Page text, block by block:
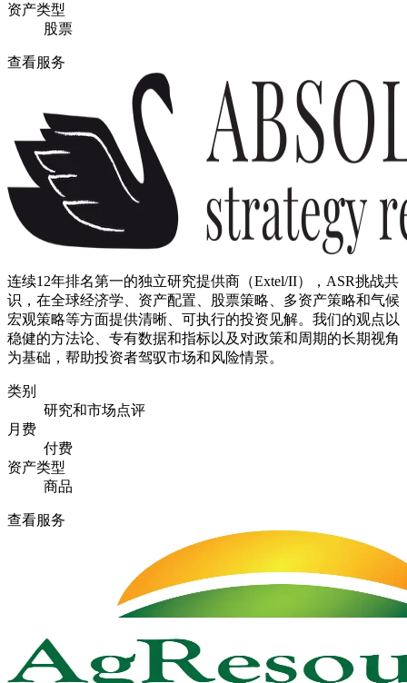
资产类型
股票
查看服务
连续12年排名第一的独立研究提供商（Extel/II），ASR挑战共
识，在全球经济学、资产配置、股票策略、多资产策略和气候
宏观策略等方面提供清晰、可执行的投资见解。我们的观点以
稳健的方法论、专有数据和指标以及对政策和周期的长期视角
为基础，帮助投资者驾驭市场和风险情景。
类别
研究和市场点评
月费
付费
资产类型
商品
查看服务